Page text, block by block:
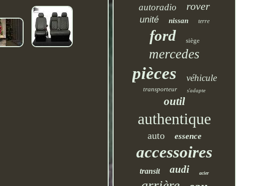
autoradio rover
unité nissan terre
ford siège
mercedes
pièces véhicule
transporteur s'adapte
outil
authentique
auto essence
accessoires
transit audi acier